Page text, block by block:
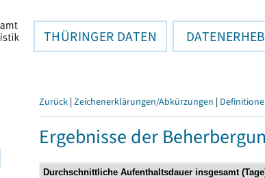
THÜRINGER DATEN
Zurück | Zeichenerklärungen/Abkürzungen |
Ergebnisse der